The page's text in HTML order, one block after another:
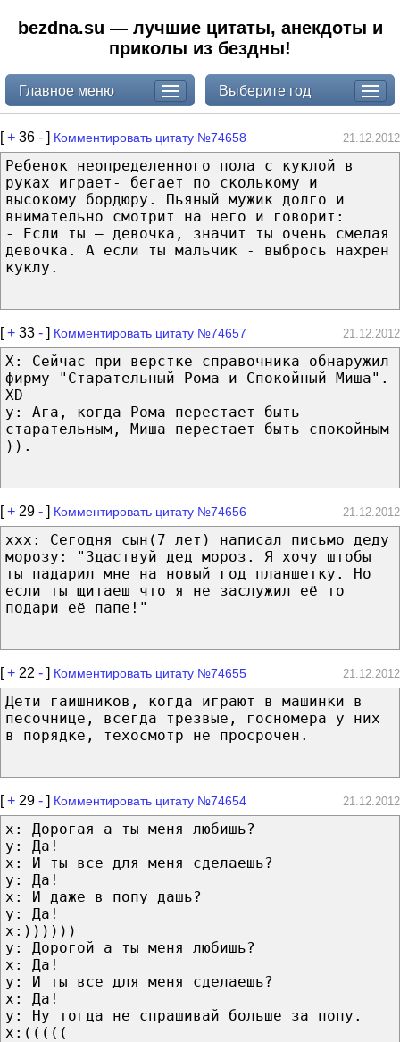
bezdna.su — лучшие цитаты, анекдоты и
приколы из бездны!
Главное меню Выберите год
[+ 36 - ] Комментировать цитату №74658 21.12.2012
Ребенок неопределенного пола с куклой в
руках играет- бегает по сколькому и
высокому бордюру. Пьяный мужик долго и
внимательно смотрит на него и говорит:
- Если ты – девочка, значит ты очень смелая
девочка. А если ты мальчик - выбрось нахрен
куклу.
[+ 33 - ] Комментировать цитату №74657 21.12.2012
X: Сейчас при верстке справочника обнаружил
фирму "Старательный Рома и Спокойный Миша".
XD
y: Ага, когда Рома перестает быть
старательным, Миша перестает быть спокойным
)).
[+ 29 - ] Комментировать цитату №74656 21.12.2012
xxx: Сегодня сын(7 лет) написал письмо деду
морозу: "Здаствуй дед мороз. Я хочу штобы
ты падарил мне на новый год планшетку. Но
если ты щитаеш что я не заслужил её то
подари её папе!"
[+ 22 - ] Комментировать цитату №74655 21.12.2012
Дети гаишников, когда играют в машинки в
песочнице, всегда трезвые, госномера у них
в порядке, техосмотр не просрочен.
[+ 29 - ] Комментировать цитату №74654 21.12.2012
x: Дорогая а ты меня любишь?
y: Да!
x: И ты все для меня сделаешь?
y: Да!
x: И даже в попу дашь?
y: Да!
x:))))))
y: Дорогой а ты меня любишь?
x: Да!
y: И ты все для меня сделаешь?
x: Да!
y: Ну тогда не спрашивай больше за попу.
x:(((((